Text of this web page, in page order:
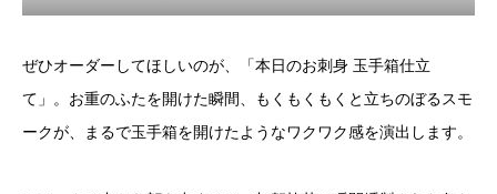
ぜひオーダーしてほしいのが、「本日のお刺身 玉手箱仕立
て」。お重のふたを開けた瞬間、もくもくもくと立ちのぼるスモ
ークが、まるで玉手箱を開けたようなワクワク感を演出します。